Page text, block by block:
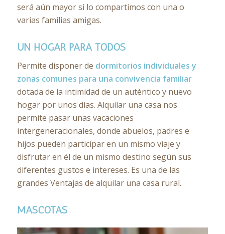
será aún mayor si lo compartimos con una o
varias familias amigas.
UN HOGAR PARA TODOS
Permite disponer de dormitorios individuales y
zonas comunes para una convivencia familiar
dotada de la intimidad de un auténtico y nuevo
hogar por unos días. Alquilar una casa nos
permite pasar unas vacaciones
intergeneracionales, donde abuelos, padres e
hijos pueden participar en un mismo viaje y
disfrutar en él de un mismo destino según sus
diferentes gustos e intereses. Es una de las
grandes Ventajas de alquilar una casa rural.
MASCOTAS